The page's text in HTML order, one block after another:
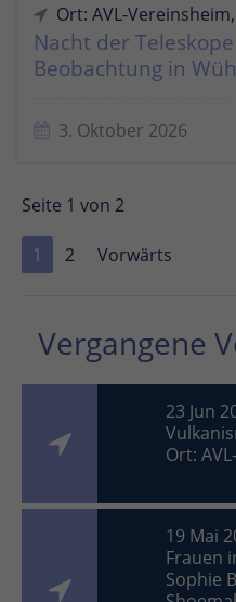
Ort: AVL-
Nacht der
Beobachtung in
3. Oktober 2026
Seite 1 von 2
1 2 Vorwärts
Vergangene
23 Jun
Ort:
19 Mai
Frauen
Sophie